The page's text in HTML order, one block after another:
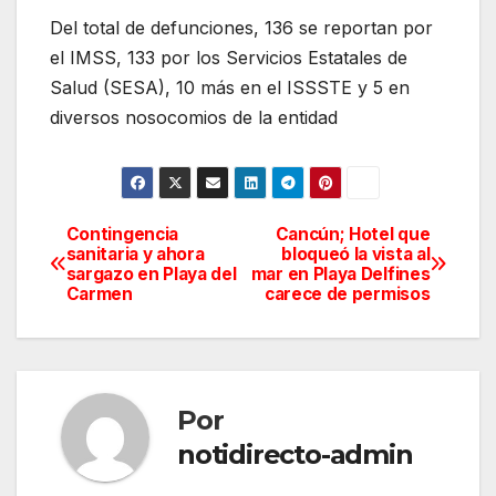
Del total de defunciones, 136 se reportan por
el IMSS, 133 por los Servicios Estatales de
Salud (SESA), 10 más en el ISSSTE y 5 en
diversos nosocomios de la entidad
Navegación
de
entradas
Cancún; Hotel que
bloqueó la vista al
mar en Playa Delfines
carece de permisos
Contingencia
sanitaria y ahora
sargazo en Playa del
Carmen
Por
notidirecto-admin